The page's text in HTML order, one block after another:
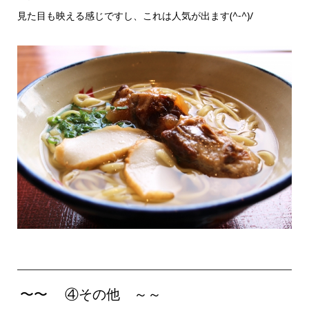
見た目も映える感じですし、これは人気が出ます(^-^)/
〜〜 ④その他 ～～